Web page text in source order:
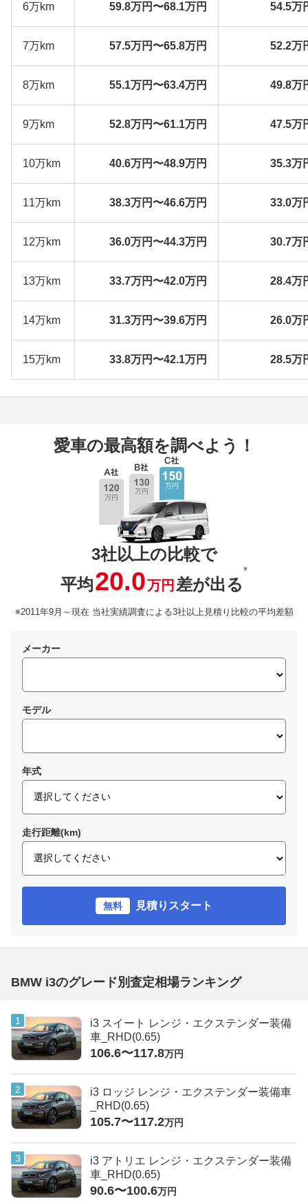
6万km 59.8万円〜68.1万円 54.5万
7万km 57.5万円〜65.8万円 52.2万
8万km 55.1万円〜63.4万円 49.8万
9万km 52.8万円〜61.1万円 47.5万
10万km 40.6万円〜48.9万円 35.3万
11万km 38.3万円〜46.6万円 33.0万
12万km 36.0万円〜44.3万円 30.7万
13万km 33.7万円〜42.0万円 28.4万
14万km 31.3万円〜39.6万円 26.0万
15万km 33.8万円〜42.1万円 28.5万
愛車の最高額を調べよう！
3社以上の比較で
平均20.0万円 差が出る
※
※2011年9月～現在 当社実績調査による3社以上見積り比較の平均差額
メーカー
モデル
年式
走行距離(km)
無料 見積りスタート
BMW i3のグレード別査定相場ランキング
i3 スイート レンジ・エクステンダー装備
車_RHD(0.65)
106.6〜117.8万円
i3 ロッジ レンジ・エクステンダー装備車
_RHD(0.65)
105.7〜117.2万円
i3 アトリエ レンジ・エクステンダー装備
車_RHD(0.65)
90.6〜100.6万円